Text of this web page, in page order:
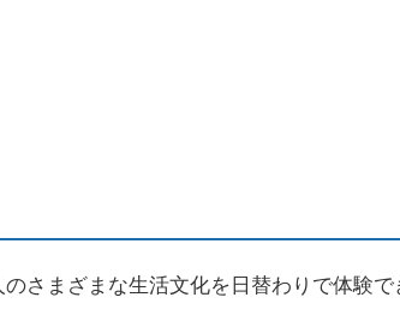
さまざまな生活文化を日替わりで体験で